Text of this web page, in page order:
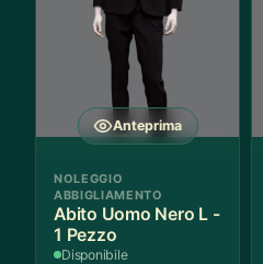
Anteprima
NOLEGGIO
ABBIGLIAMENTO
Abito Uomo Nero L -
1 Pezzo
Disponibile